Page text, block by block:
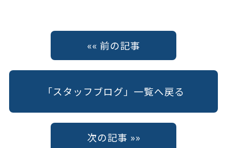
«« 前の記事
次の記事 »»
「スタッフブログ」一覧へ戻る